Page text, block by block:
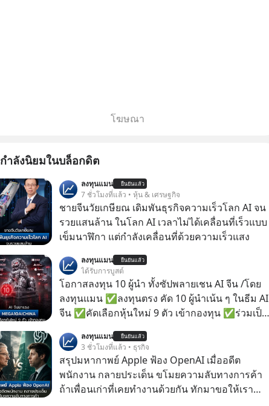
โฆษณา
กำลังนิยมในบล็อกดิต
ลงทุนแมน ยืนยันแล้ว
7 ชั่วโมงที่แล้ว • หุ้น & เศรษฐกิจ
ชายจีนวัยเกษียณ เดิมพันธุรกิจความเร็วโลก AI จน
รวยแสนล้าน ในโลก AI เวลาไม่ได้เคลื่อนที่เร็วแบบ
เข็มนาฬิกา แต่กำลังเคลื่อนที่ด้วยความเร็วแสง
ลงทุนแมน ยืนยันแล้ว
ได้รับการบูสต์
โอกาสลงทุน 10 ผู้นำ ทั้งซัปพลายเชน AI จีน /โดย
ลงทุนแมน ✅ลงทุนตรง คัด 10 ผู้นำเน้น ๆ ในธีม AI
จีน ✅คัดเลือกหุ้นใหม่ 9 ตัว เข้ากองทุน ✅ร่วมเป็น
ความจำ โมเดล AI ยันหุ่นยนต์ ✅ได้การรับยกเว้น
ภาษี Capital Gain ตามกฎหมายภาษีของ
ประเทศไทย
ลงทุนแมน ยืนยันแล้ว
3 ชั่วโมงที่แล้ว • ธุรกิจ
สรุปมหากาพย์ Apple ฟ้อง OpenAI เมื่ออดีต
พนักงาน กลายประเด็น ขโมยความลับทางการค้า
ถ้าเพื่อนเก่าที่เคยทำงานด้วยกัน ทักมาขอให้เรา